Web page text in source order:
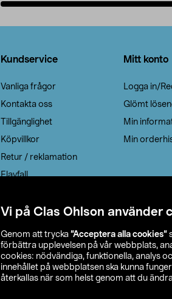
Vi på Clas Ohlson använder
Genom att trycka ”Acceptera alla cookies”
förbättra upplevelsen på vår webbplats,
cookies: nödvändiga, funktionella, analys
innehållet på webbplatsen ska kunna
återkallas när som helst genom att du
Kundservice
Vanliga frågor
Kontakta oss
Tillgänglighet
Köpvillkor
Retur / reklamation
Elavfall
Leveransalternativ
Mitt konto
Logga in/
Glömt
Min
Min